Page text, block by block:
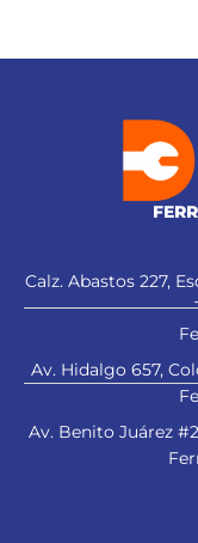
aseguran y aumentan
Medida marcada para
Calz. Abastos 227,
Av. Hidalgo 657,
Av. Benito Juárez